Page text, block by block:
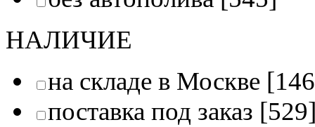
НАЛИЧИЕ
на складе в Москве
поставка под заказ